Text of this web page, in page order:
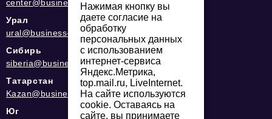
center@business-magazine.online
Урал
ural@business-magazine.online
Сибирь
siberia@business-magazine.online
Татарстан
Kazan@business-magazine.online
Юг
Нажимая кнопку вы
даете согласие на
обработку
персональных данных
с использованием
интернет-сервиса
Яндекс.Метрика,
top.mail.ru, LiveInternet.
На сайте используются
cookie. Оставаясь на
сайте, вы принимаете